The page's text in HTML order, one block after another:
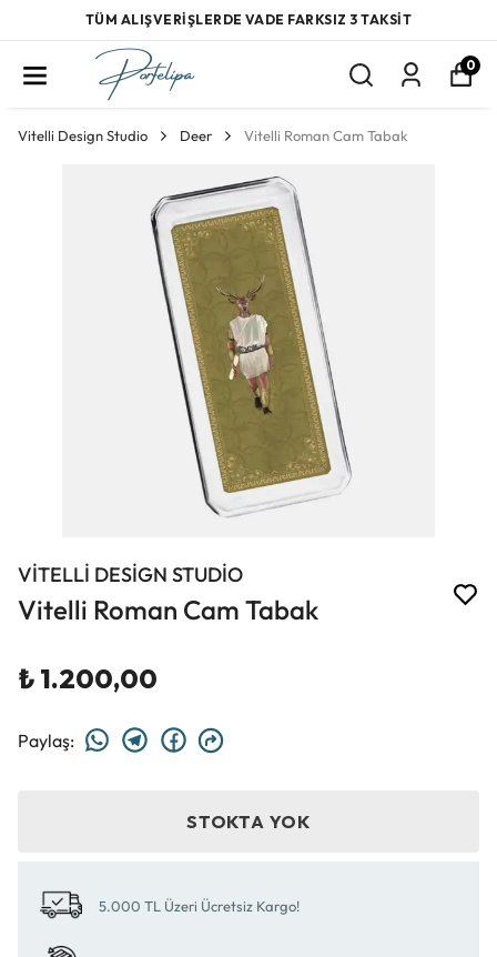
TÜM ALIŞVERİŞLERDE VADE FARKSIZ 3 TAKSİT
0
Vitelli Design Studio Deer Vitelli Roman Cam Tabak
VİTELLİ DESİGN STUDİO
Vitelli Roman Cam Tabak
₺ 1.200,00
Paylaş:
STOKTA YOK
5.000 TL Üzeri Ücretsiz Kargo!